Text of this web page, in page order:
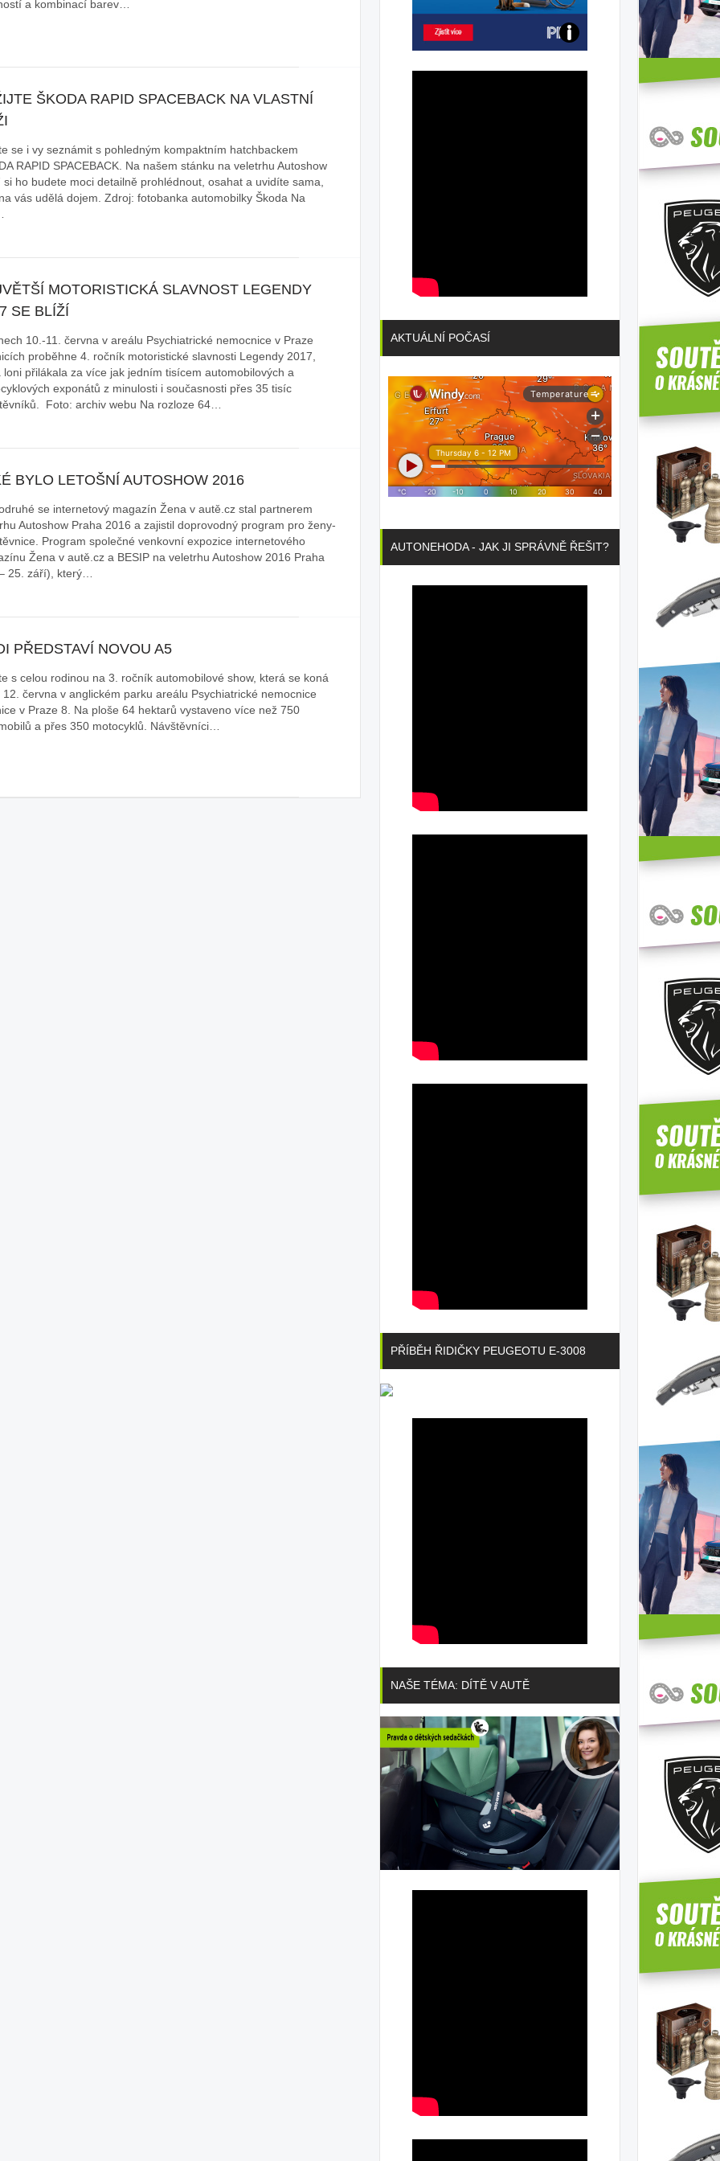
a kombinací barev…
ŠKODA RAPID SPACEBACK NA VLASTNÍ
se i vy seznámit s pohledným kompaktním hatchbackem
RAPID SPACEBACK. Na našem stánku na veletrhu Autoshow
si ho budete moci detailně prohlédnout, osahat a uvidíte sama,
vás udělá dojem. Zdroj: fotobanka automobilky Škoda Na
MOTORISTICKÁ SLAVNOST LEGENDY
SE BLÍŽÍ
10.-11. června v areálu Psychiatrické nemocnice v Praze
proběhne 4. ročník motoristické slavnosti Legendy 2017,
loni přilákala za více jak jedním tisícem automobilových a
exponátů z minulosti i současnosti přes 35 tisíc
Foto: archiv webu Na rozloze 64…
BYLO LETOŠNÍ AUTOSHOW 2016
se internetový magazín Žena v autě.cz stal partnerem
Autoshow Praha 2016 a zajistil doprovodný program pro ženy-
Program společné venkovní expozice internetového
Žena v autě.cz a BESIP na veletrhu Autoshow 2016 Praha
25. září), který…
PŘEDSTAVÍ NOVOU A5
s celou rodinou na 3. ročník automobilové show, která se koná
12. června v anglickém parku areálu Psychiatrické nemocnice
v Praze 8. Na ploše 64 hektarů vystaveno více než 750
a přes 350 motocyklů. Návštěvníci…
Poznejte
AKTUÁLNÍ POČASÍ
AUTONEHODA - JAK JI SPRÁVNĚ ŘEŠIT?
PŘÍBĚH ŘIDIČKY PEUGEOTU E-3008
NAŠE TÉMA: DÍTĚ V AUTĚ